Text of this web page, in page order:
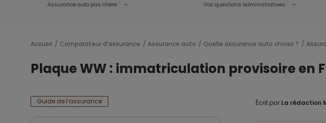
Assurance auto pas chère Vos questions administratives
Accueil Comparateur d'assurance Assurance auto Quelle assurance auto choisir ?
Plaque WW : immatriculation provisoire en
Guide de l’assurance Écrit par La rédaction